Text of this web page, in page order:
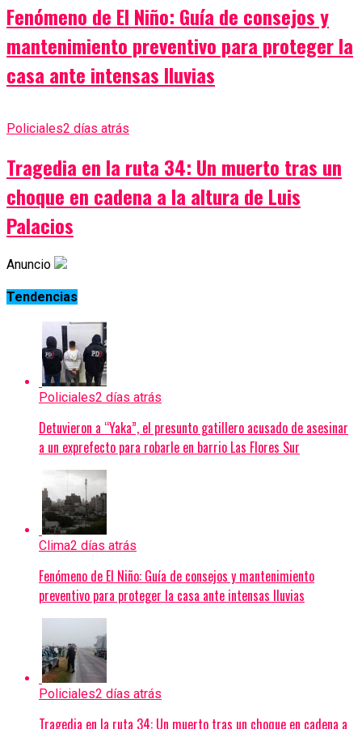
Fenómeno de El Niño: Guía de consejos y
mantenimiento preventivo para proteger la
casa ante intensas lluvias
Policiales2 días atrás
Tragedia en la ruta 34: Un muerto tras un
choque en cadena a la altura de Luis
Palacios
Anuncio
Tendencias
Policiales2 días atrás
Detuvieron a “Yaka”, el presunto gatillero acusado de asesinar
a un exprefecto para robarle en barrio Las Flores Sur
Clima2 días atrás
Fenómeno de El Niño: Guía de consejos y mantenimiento
preventivo para proteger la casa ante intensas lluvias
Policiales2 días atrás
Tragedia en la ruta 34: Un muerto tras un choque en cadena a